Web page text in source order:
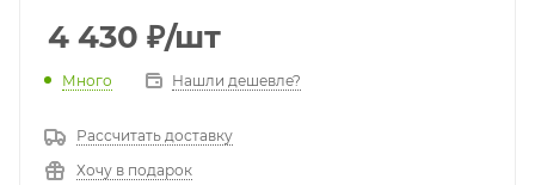
4 430 ₽/шт
Много Нашли дешевле?
Рассчитать доставку
Хочу в подарок